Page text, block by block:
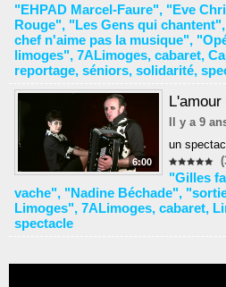
"EHPAD Marcel-Faure", "Eve
Rouge", "Les Gens qui chantent",
chef n'aime pas la musique",
limoges", 7ALimoges, cabaret,
reportage, séniors, solidarité,
6:00
Il y a 9
un
"Gilles
vache", "Nadine Béchade",
Limoges", 7ALimoges, cabaret,
spectacle